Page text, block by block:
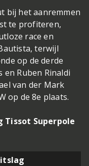
bij het aanremmen
te profiteren,
race en
terwijl
op de derde
en Ruben Rinaldi
van der Mark
op de 8e plaats.
Tissot Superpole